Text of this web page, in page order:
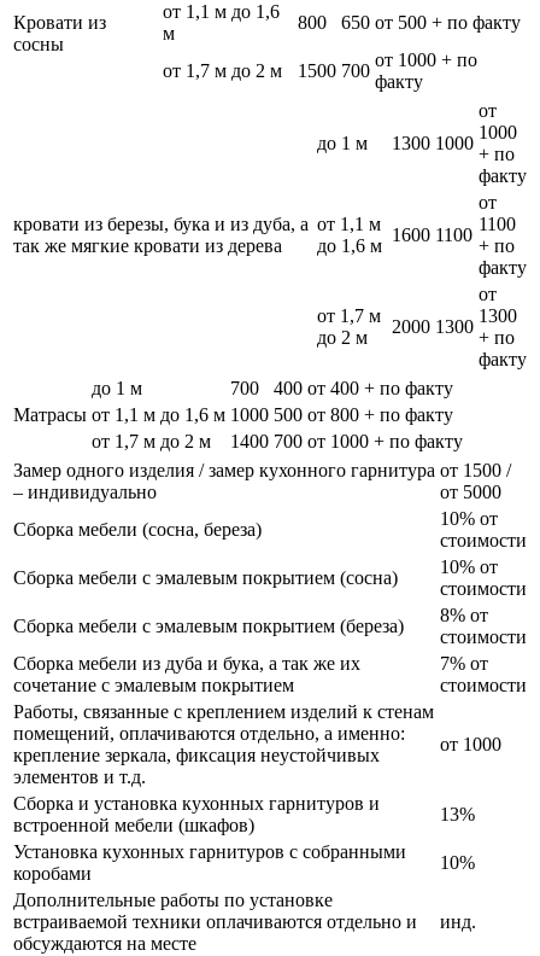
Кровати из
сосны
от 1,1 м до 1,6
м
800 650 от 500 + по факту
от 1,7 м до 2 м 1500 700
от 1000 + по
факту
кровати из березы, бука и из дуба, а
так же мягкие кровати из дерева
до 1 м 1300 1000
от
1000
+ по
факту
от 1,1 м
до 1,6 м
1600 1100
от
1100
+ по
факту
от 1,7 м
до 2 м
2000 1300
от
1300
+ по
факту
Матрасы
до 1 м 700 400 от 400 + по факту
от 1,1 м до 1,6 м 1000 500 от 800 + по факту
от 1,7 м до 2 м
1400 700 от 1000 + по факту
Замер одного изделия / замер кухонного гарнитура
– индивидуально
от 1500 /
от 5000
Сборка мебели (сосна, береза)
10% от
стоимости
Сборка мебели с эмалевым покрытием (сосна)
10% от
стоимости
Сборка мебели с эмалевым покрытием (береза)
8% от
стоимости
Сборка мебели из дуба и бука, а так же их
сочетание с эмалевым покрытием
7% от
стоимости
Работы, связанные с креплением изделий к стенам
помещений, оплачиваются отдельно, а именно:
крепление зеркала, фиксация неустойчивых
элементов и т.д.
от 1000
Сборка и установка кухонных гарнитуров и
встроенной мебели (шкафов)
13%
Установка кухонных гарнитуров с собранными
коробами
10%
Дополнительные работы по установке
встраиваемой техники оплачиваются отдельно и
обсуждаются на месте
инд.